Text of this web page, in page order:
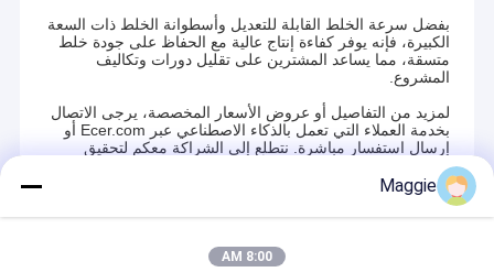
بفضل سرعة الخلط القابلة للتعديل وأسطوانة الخلط ذات السعة
الكبيرة، فإنه يوفر كفاءة إنتاج عالية مع الحفاظ على جودة خلط
متسقة، مما يساعد المشترين على تقليل دورات وتكاليف
المشروع.
لمزيد من التفاصيل أو عروض الأسعار المخصصة، يرجى الاتصال
بخدمة العملاء التي تعمل بالذكاء الاصطناعي عبر Ecer.com أو
إرسال استفسار مباشرة. نتطلع إلى الشراكة معكم لتحقيق
النجاح المتبادل!
Maggie
8:00 AM